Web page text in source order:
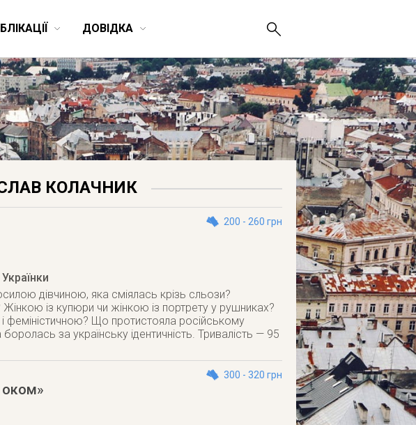
ДОВІДКА
КОЛАЧНИК
200 - 260 грн
дівчиною, яка сміялась крізь сльози?
із купюри чи жінкою із портрету у рушниках?
Що протистояла російському
за українську ідентичність. Тривалість — 95
300 - 320 грн
оком»